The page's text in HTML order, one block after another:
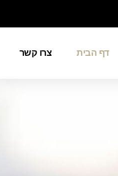
דף הבית צרו קשר